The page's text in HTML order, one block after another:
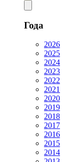
Года
2026
2025
2024
2023
2022
2021
2020
2019
2018
2017
2016
2015
2014